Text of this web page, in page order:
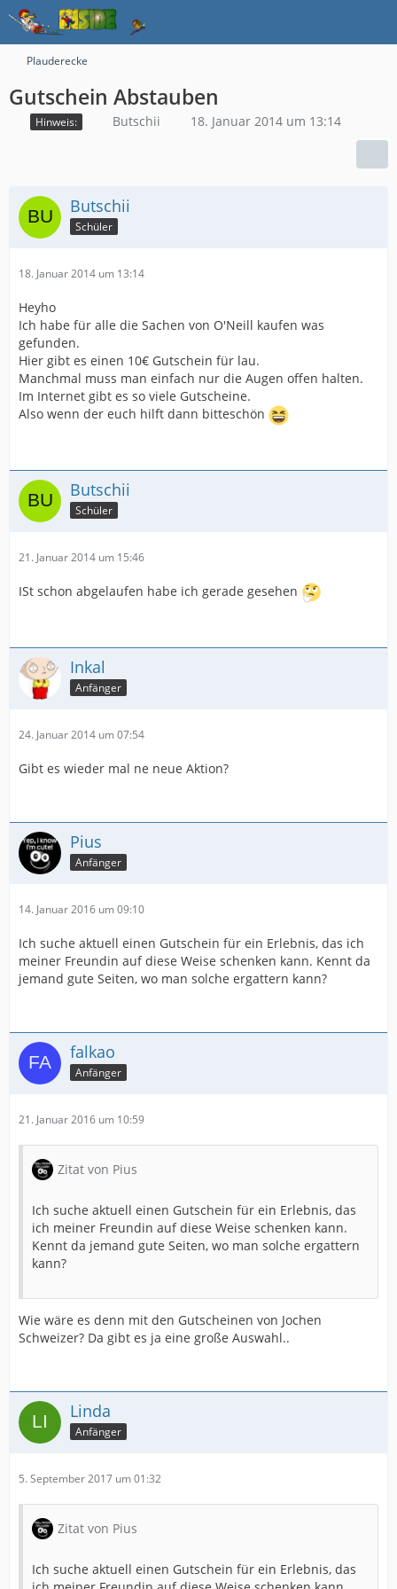
Plauderecke
Gutschein Abstauben
Hinweis: Butschii 18. Januar 2014 um 13:14
Butschii
Schüler
18. Januar 2014 um 13:14
Heyho
Ich habe für alle die Sachen von O'Neill kaufen was
gefunden.
Hier gibt es einen 10€ Gutschein für lau.
Manchmal muss man einfach nur die Augen offen halten.
Im Internet gibt es so viele Gutscheine.
Also wenn der euch hilft dann bitteschön
Butschii
Schüler
21. Januar 2014 um 15:46
ISt schon abgelaufen habe ich gerade gesehen
Inkal
Anfänger
24. Januar 2014 um 07:54
Gibt es wieder mal ne neue Aktion?
Pius
Anfänger
14. Januar 2016 um 09:10
Ich suche aktuell einen Gutschein für ein Erlebnis, das ich
meiner Freundin auf diese Weise schenken kann. Kennt da
jemand gute Seiten, wo man solche ergattern kann?
falkao
Anfänger
21. Januar 2016 um 10:59
Zitat von Pius
Ich suche aktuell einen Gutschein für ein Erlebnis, das
ich meiner Freundin auf diese Weise schenken kann.
Kennt da jemand gute Seiten, wo man solche ergattern
kann?
Wie wäre es denn mit den Gutscheinen von Jochen
Schweizer? Da gibt es ja eine große Auswahl..
Linda
Anfänger
5. September 2017 um 01:32
Zitat von Pius
Ich suche aktuell einen Gutschein für ein Erlebnis, das